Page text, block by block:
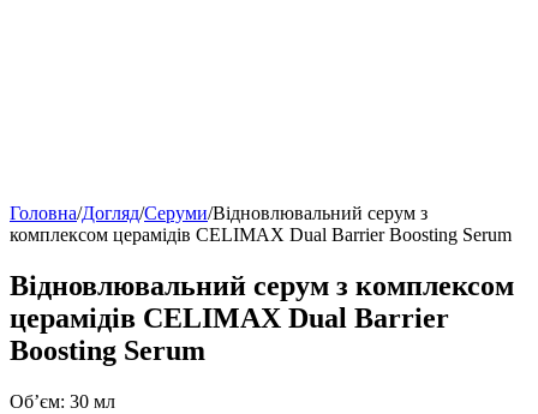
Головна/Догляд/Серуми/Відновлювальний серум з
комплексом церамідів CELIMAX Dual Barrier Boosting Serum
Відновлювальний серум з комплексом
церамідів CELIMAX Dual Barrier
Boosting Serum
Об’єм: 30 мл